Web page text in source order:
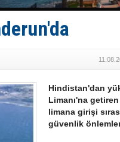
Derince,
Hindistan'dan
Limanı'na
limana girişi
güvenlik